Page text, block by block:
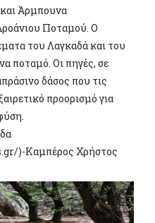
Άρμπουνα
Ποταμού. Ο
του Λαγκαδά και του
ποταμό. Οι πηγές, σε
δάσος που τις
προορισμό για
)-Καμπέρος Χρήστος